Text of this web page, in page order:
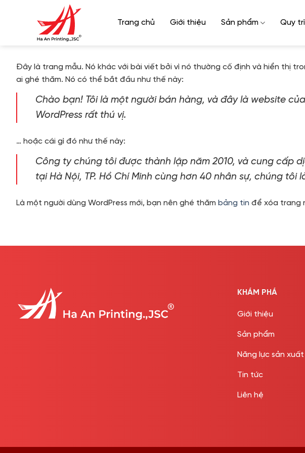
Trang chủ Giới thiệu Sản phẩm Quy
Đây là trang mẫu. Nó khác với bài viết bởi vì nó thường cố định và hiển thị
ai ghé thăm. Nó có thể bắt đầu như thế này:
Chào bạn! Tôi là một người bán hàng, và đây là website
WordPress rất thú vị.
… hoặc cái gì đó như thế này:
Công ty chúng tôi được thành lập năm 2010, và cung cấp
tại Hà Nội, TP. Hồ Chí Minh cùng hơn 40 nhân sự, chúng
Là một người dùng WordPress mới, bạn nên ghé thăm bảng tin để xóa trang
KHÁM PHÁ
Giới thiệu
Sản phẩm
Năng lực sản xuất
Tin tức
Liên hệ